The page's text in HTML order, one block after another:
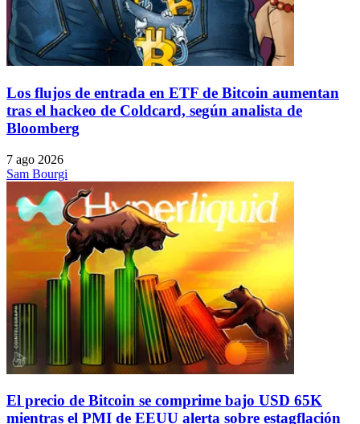
Los flujos de entrada en ETF de Bitcoin aumentan
tras el hackeo de Coldcard, según analista de
Bloomberg
7 ago 2026
Sam Bourgi
El precio de Bitcoin se comprime bajo USD 65K
mientras el PMI de EEUU alerta sobre estagflación